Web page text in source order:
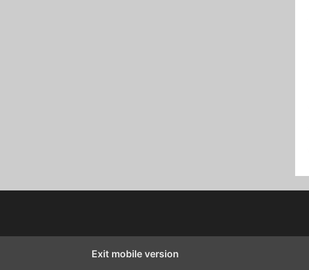
Exit mobile version